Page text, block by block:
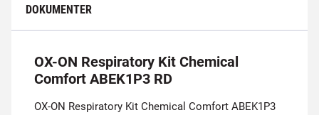
DOKUMENTER
OX-ON Respiratory Kit Chemical
Comfort ABEK1P3 RD
OX-ON Respiratory Kit Chemical Comfort ABEK1P3